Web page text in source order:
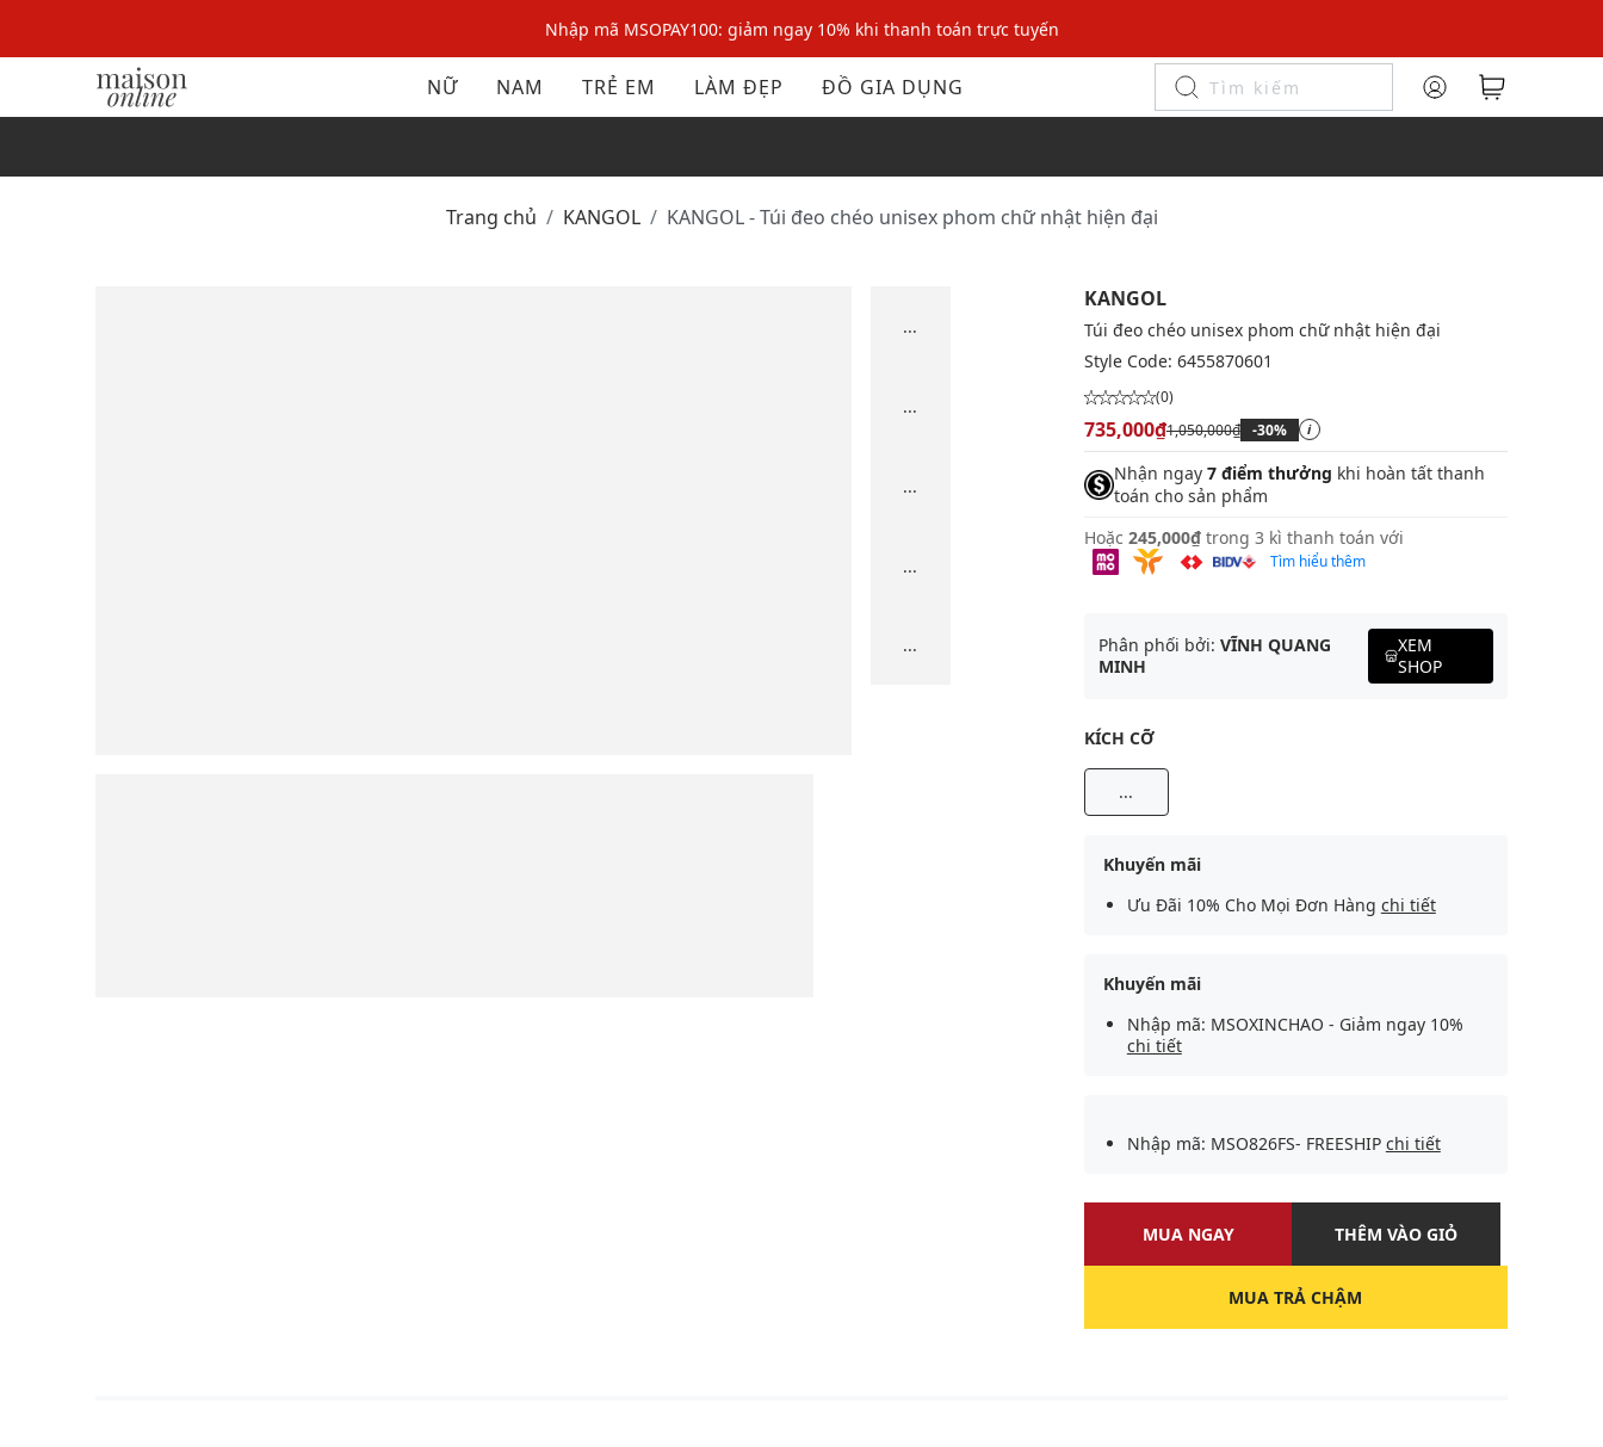
Nhập mã MSOPAY100: giảm ngay 10% khi thanh toán trực tuyến
Nhập mã: MSOXINCHAO - Giảm 10% đơn đầu cho thành viên mới!
Nhập mã MSOPAY100: giảm ngay 10% khi thanh toán trực tuyến
NỮ NAM TRẺ EM LÀM ĐẸP ĐỒ GIA DỤNG
Trang chủ KANGOL KANGOL - Túi đeo chéo unisex phom chữ nhật hiện đại
...
...
...
...
...
KANGOL
Túi đeo chéo unisex phom chữ nhật hiện đại
Style Code: 6455870601
(0)
735,000₫1,050,000₫ -30% i
Nhận ngay 7 điểm thưởng khi hoàn tất thanh
toán cho sản phẩm
Hoặc 245,000₫ trong 3 kì thanh toán với
Tìm hiểu thêm
Phân phối bởi: VĨNH QUANG
MINH
XEM
SHOP
KÍCH CỠ
...
Khuyến mãi
Ưu Đãi 10% Cho Mọi Đơn Hàng chi tiết
Khuyến mãi
Nhập mã: MSOXINCHAO - Giảm ngay 10%
chi tiết
Nhập mã: MSO826FS- FREESHIP chi tiết
MUA NGAY THÊM VÀO GIỎ
MUA TRẢ CHẬM